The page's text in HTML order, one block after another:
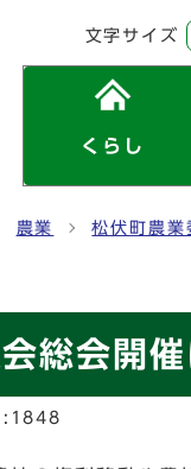
文字サイズ
くらし
農業 松伏町農業
総会開